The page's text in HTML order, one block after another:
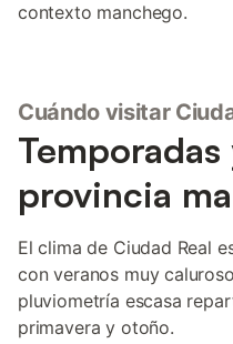
contexto manchego.
Cuándo visitar
provincia
El clima de Ciudad Real
con veranos muy
pluviometría escasa
primavera y otoño.